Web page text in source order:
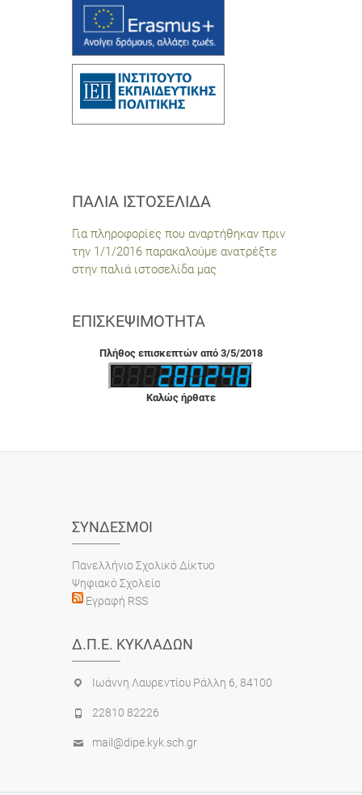
ΠΑΛΙΆ ΙΣΤΟΣΕΛΊΔΑ
Για πληροφορίες που αναρτήθηκαν πριν
την 1/1/2016 παρακαλούμε ανατρέξτε
στην παλιά ιστοσελίδα μας
ΕΠΙΣΚΕΨΙΜΌΤΗΤΑ
Πλήθος επισκεπτών από 3/5/2018
Καλώς ήρθατε
ΣΎΝΔΕΣΜΟΙ
Πανελλήνιο Σχολικό Δίκτυο
Ψηφιακό Σχολείο
Εγραφή RSS
Δ.Π.Ε. ΚΥΚΛΆΔΩΝ
Ιωάννη Λαυρεντίου Ράλλη 6, 84100
22810 82226
mail@dipe.kyk.sch.gr